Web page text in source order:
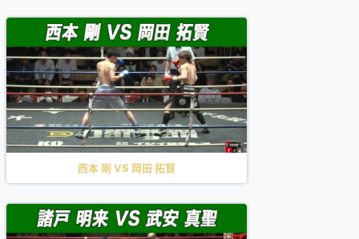
西本 剛 VS 岡田 拓賢